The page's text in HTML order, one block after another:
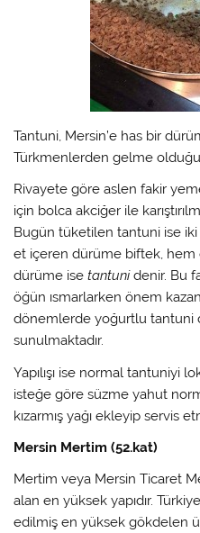
Tantuni, Mersin’e has bir
Türkmenlerden gelme olduğu
Rivayete göre aslen fakir
için bolca akciğer ile
Bugün tüketilen tantuni ise iki
et içeren dürüme biftek, hem
dürüme isetantunidenir. Bu
öğün ısmarlarken önem
dönemlerde yoğurtlu tantuni
sunulmaktadır.
Yapılışı ise normal tantuniyi
isteğe göre süzme yahut
kızarmış yağı ekleyip servis
Mersin Mertim (52.kat)
Mertim veya Mersin Ticaret
alan en yüksek yapıdır.
edilmiş en yüksek gökdelen